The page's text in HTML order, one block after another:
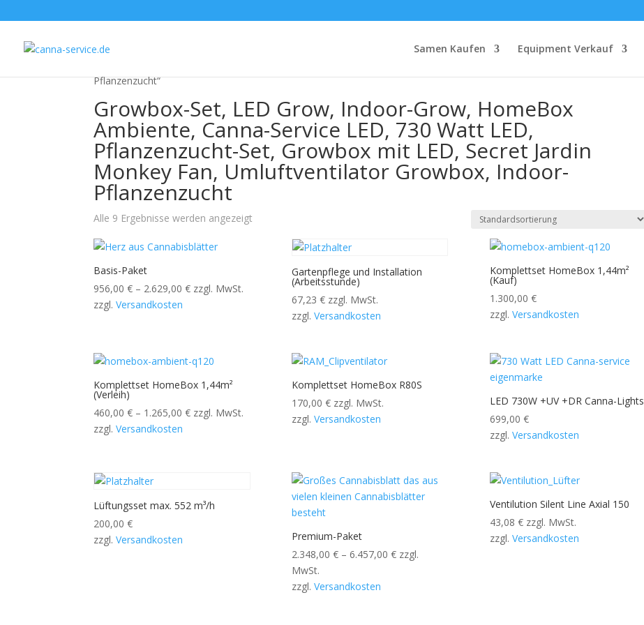
Samen Kaufen Equipment Verkauf
Start
/ Produkte verschlagwortet mit „Growbox-Set, LED Grow, Indoor-Grow, HomeBox Ambiente, Canna-Service LED,
Pflanzenzucht“
Growbox-Set, LED Grow, Indoor-Grow, HomeBox
Ambiente, Canna-Service LED, 730 Watt LED,
Pflanzenzucht-Set, Growbox mit LED, Secret Jardin
Monkey Fan, Umluftventilator Growbox, Indoor-
Pflanzenzucht
Alle 9 Ergebnisse werden angezeigt
Basis-Paket
956,00€ – 2.629,00€ zzgl. MwSt.
zzgl.Versandkosten
Gartenpflege und Installation
(Arbeitsstunde)
67,23 € zzgl. MwSt.
zzgl. Versandkosten
Komplettset HomeBox 1,44m²
(Kauf)
1.300,00 €
zzgl. Versandkosten
Komplettset HomeBox 1,44m²
(Verleih)
460,00€ – 1.265,00€ zzgl. MwSt.
zzgl.Versandkosten
Komplettset HomeBox R80S
170,00 € zzgl. MwSt.
zzgl. Versandkosten
LED 730W +UV +DR Canna-Lights
699,00 €
zzgl. Versandkosten
Lüftungsset max. 552 m³/h
200,00€
zzgl.Versandkosten
Premium-Paket
2.348,00 €– 6.457,00 € zzgl.
MwSt.
zzgl. Versandkosten
Ventilution Silent Line Axial 150
43,08 € zzgl. MwSt.
zzgl. Versandkosten